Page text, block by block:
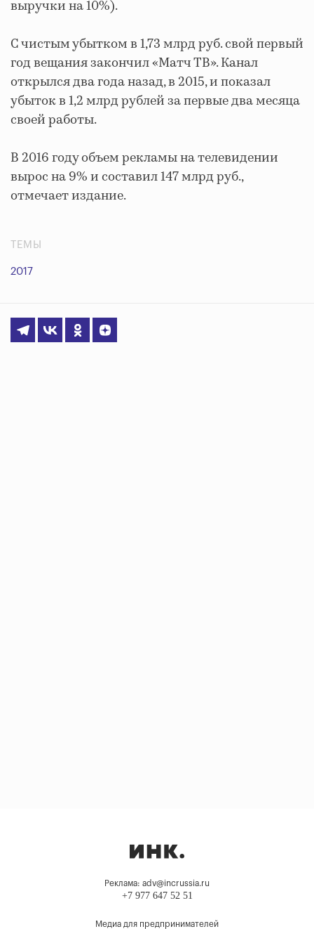
выручки на 10%).
С чистым убытком в 1,73 млрд руб. свой первый
год вещания закончил «Матч ТВ». Канал
открылся два года назад, в 2015, и показал
убыток в 1,2 млрд рублей за первые два месяца
своей работы.
В 2016 году объем рекламы на телевидении
вырос на 9% и составил 147 млрд руб.,
отмечает издание.
ТЕМЫ
2017
Реклама: adv@incrussia.ru
+7 977 647 52 51
Медиа для предпринимателей